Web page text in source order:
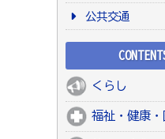
公共交通
くらし
福祉・健康・